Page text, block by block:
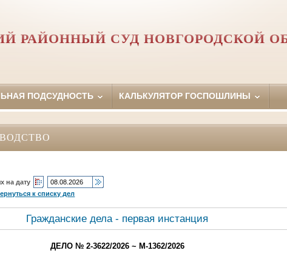
РАЙОННЫЙ СУД НОВГОРОДСКОЙ
ПОДСУДНОСТЬ КАЛЬКУЛЯТОР ГОСПОШЛИНЫ
на дату
к списку дел
Гражданские дела - первая инстанция
ДЕЛО № 2-3622/2026 ~ М-1362/2026